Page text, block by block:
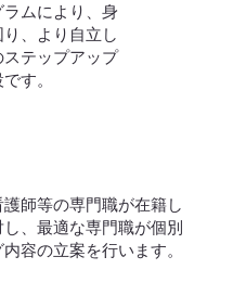
ムにより、身
、より自立し
テップアップ
す。
師等の専門職が在籍し
、最適な専門職が個別
容の立案を行います。